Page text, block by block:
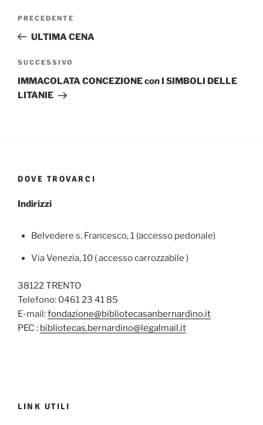
Articolo
precedente:
PRECEDENTE
ULTIMA CENA
Articolo
successivo
SUCCESSIVO
IMMACOLATA CONCEZIONE con I SIMBOLI DELLE
LITANIE
DOVE TROVARCI
Indirizzi
Belvedere s. Francesco, 1 (accesso pedonale)
Via Venezia, 10 ( accesso carrozzabile )
38122 TRENTO
Telefono: 0461 23 41 85
E-mail:fondazione@bibliotecasanbernardino.it
PEC : bibliotecas.bernardino@legalmail.it
LINK UTILI